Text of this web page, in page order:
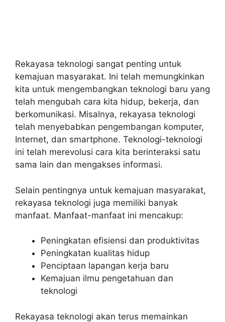
Rekayasa teknologi sangat penting untuk
kemajuan masyarakat. Ini telah memungkinkan
kita untuk mengembangkan teknologi baru yang
telah mengubah cara kita hidup, bekerja, dan
berkomunikasi. Misalnya, rekayasa teknologi
telah menyebabkan pengembangan komputer,
Internet, dan smartphone. Teknologi-teknologi
ini telah merevolusi cara kita berinteraksi satu
sama lain dan mengakses informasi.
Selain pentingnya untuk kemajuan masyarakat,
rekayasa teknologi juga memiliki banyak
manfaat. Manfaat-manfaat ini mencakup:
Peningkatan efisiensi dan produktivitas
Peningkatan kualitas hidup
Penciptaan lapangan kerja baru
Kemajuan ilmu pengetahuan dan
teknologi
Rekayasa teknologi akan terus memainkan